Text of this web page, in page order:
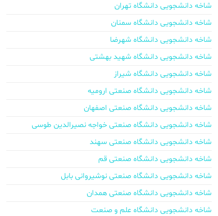
شاخه دانشجویی دانشگاه تهران
شاخه دانشجویی دانشگاه سمنان
شاخه دانشجویی دانشگاه شهرضا
شاخه دانشجویی دانشگاه شهید بهشتی
شاخه دانشجویی دانشگاه شیراز
شاخه دانشجویی دانشگاه صنعتی ارومیه
شاخه دانشجویی دانشگاه صنعتی اصفهان
شاخه دانشجویی دانشگاه صنعتی خواجه نصیرالدین طوسی
شاخه دانشجویی دانشگاه صنعتی سهند
شاخه دانشجویی دانشگاه صنعتی قم
شاخه دانشجویی دانشگاه صنعتی نوشیروانی بابل
شاخه دانشجویی دانشگاه صنعتی همدان
شاخه دانشجویی دانشگاه علم و صنعت